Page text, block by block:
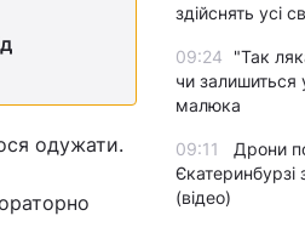
одужати.
здійснять усі
09:24
"Так
чи залишиться
малюка
09:11
Дрони
(відео)